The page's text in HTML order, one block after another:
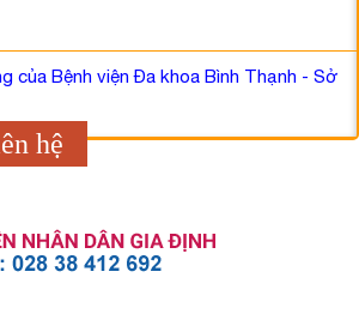
của Bệnh viện Đa khoa Bình Thạnh - Sở
hệ